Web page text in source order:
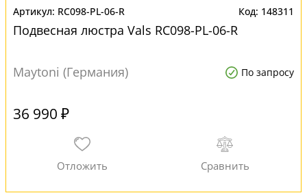
RC098-PL-06-R 148311
Подвесная люстра Vals RC098-PL-06-R
Maytoni (Германия) По запросу
36 990 ₽